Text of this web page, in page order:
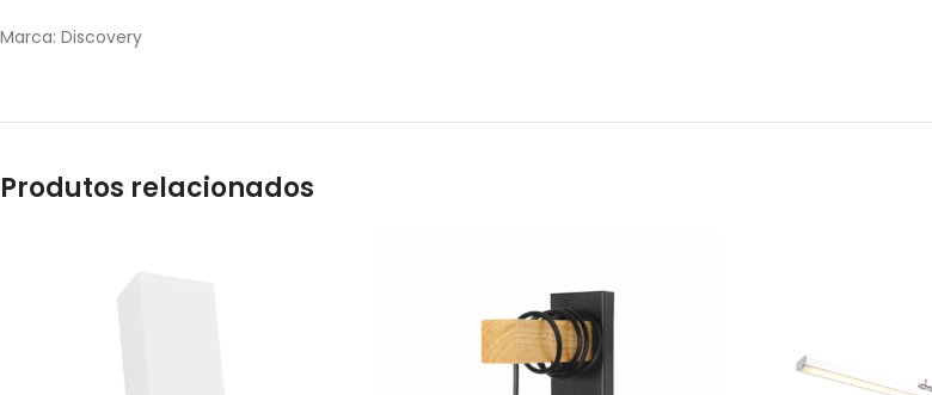
Marca: Discovery
Produtos relacionados